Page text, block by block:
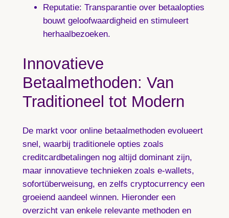
Reputatie: Transparantie over betaalopties
bouwt geloofwaardigheid en stimuleert
herhaalbezoeken.
Innovatieve
Betaalmethoden: Van
Traditioneel tot Modern
De markt voor online betaalmethoden evolueert
snel, waarbij traditionele opties zoals
creditcardbetalingen nog altijd dominant zijn,
maar innovatieve technieken zoals e-wallets,
sofortüberweisung, en zelfs cryptocurrency een
groeiend aandeel winnen. Hieronder een
overzicht van enkele relevante methoden en